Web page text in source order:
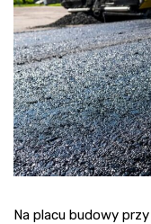
Na placu budowy